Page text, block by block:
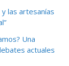
las artesanías
Una
actuales